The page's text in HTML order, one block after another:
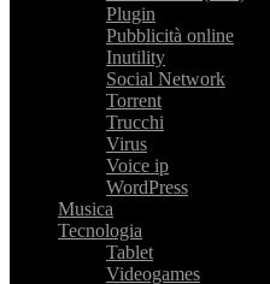
Plugin
Pubblicità online
Inutility
Social Network
Torrent
Trucchi
Virus
Voice ip
WordPress
Musica
Tecnologia
Tablet
Videogames